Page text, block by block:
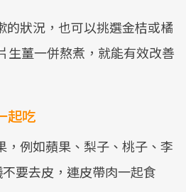
的狀況，也可以挑選金桔或橘
生薑一併熬煮，就能有效改善
吃
，例如蘋果、梨子、桃子、李
要去皮，連皮帶肉一起食